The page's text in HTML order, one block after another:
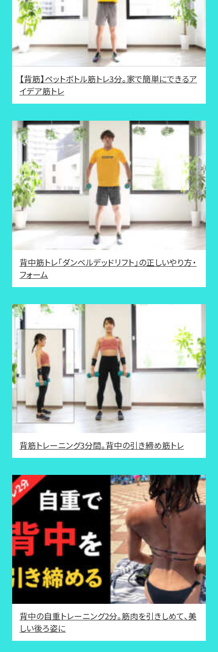
【背筋】ペットボトル筋トレ3分。家で簡単にできるア
イデア筋トレ
背中筋トレ「ダンベルデッドリフト」の正しいやり方・
フォーム
背筋トレーニング3分間。背中の引き締め筋トレ
背中の自重トレーニング2分。筋肉を引きしめて、美
しい後ろ姿に